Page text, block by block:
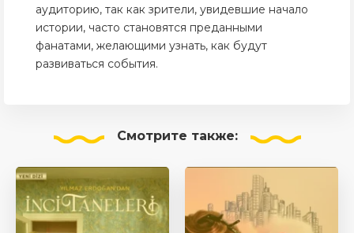
аудиторию, так как зрители, увидевшие начало
истории, часто становятся преданными
фанатами, желающими узнать, как будут
развиваться события.
Смотрите также: